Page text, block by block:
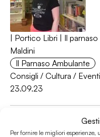
Per fornire le migliori esperienze,
| Portico Libri | Il
Maldini
Il Parnaso Ambulante
Consigli / Cultura / Eventi
23.09.23